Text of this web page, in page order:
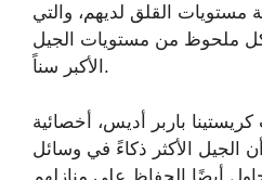
مستويات القلق لديهم، والتي
ملحوظ من مستويات الجيل
الأكبر سناً.
باربر أديس، أخصائية
الجيل الأكثر ذكاءً في وسائل
أيضًا الحفاظ على منازلهم